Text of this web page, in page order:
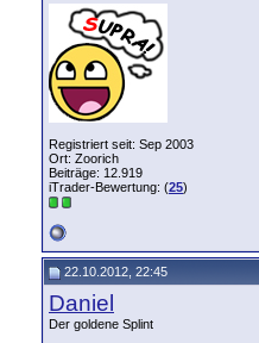
Registriert seit: Sep 2003
Ort: Zoorich
Beiträge: 12.919
iTrader-Bewertung: (25)
22.10.2012, 22:45
Daniel
Der goldene Splint